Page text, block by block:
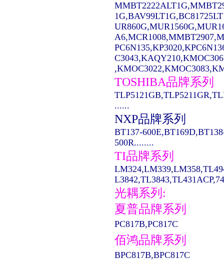
TOSHIBA品牌系列
......
NXP品牌系列
BT137-
500R........
TI品牌系列
光耦系列:
夏普品牌系列
PC817B,PC817C
佰鸿品牌系列
BPC817B,BPC817C